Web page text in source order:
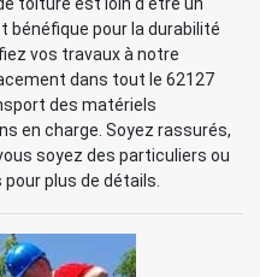
pour la durabilité
vos travaux à notre
dans tout le 62127
des matériels
en charge. Soyez rassurés,
soyez des particuliers ou
plus de détails.